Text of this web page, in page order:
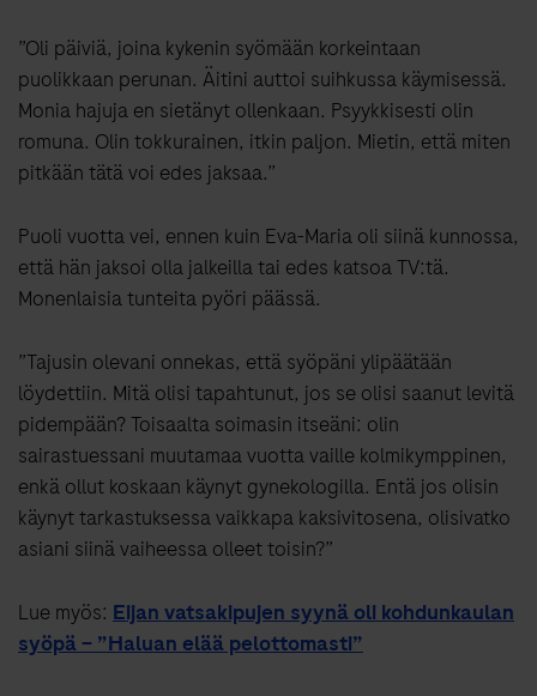
”Oli päiviä, joina kykenin syömään korkeintaan
puolikkaan perunan. Äitini auttoi suihkussa käymisessä.
Monia hajuja en sietänyt ollenkaan. Psyykkisesti olin
romuna. Olin tokkurainen, itkin paljon. Mietin, että miten
pitkään tätä voi edes jaksaa.”
Puoli vuotta vei, ennen kuin Eva-Maria oli siinä kunnossa,
että hän jaksoi olla jalkeilla tai edes katsoa TV:tä.
Monenlaisia tunteita pyöri päässä.
”Tajusin olevani onnekas, että syöpäni ylipäätään
löydettiin. Mitä olisi tapahtunut, jos se olisi saanut levitä
pidempään? Toisaalta soimasin itseäni: olin
sairastuessani muutamaa vuotta vaille kolmikymppinen,
enkä ollut koskaan käynyt gynekologilla. Entä jos olisin
käynyt tarkastuksessa vaikkapa kaksivitosena, olisivatko
asiani siinä vaiheessa olleet toisin?”
Lue myös: Eijan vatsakipujen syynä oli kohdunkaulan
syöpä – ”Haluan elää pelottomasti”